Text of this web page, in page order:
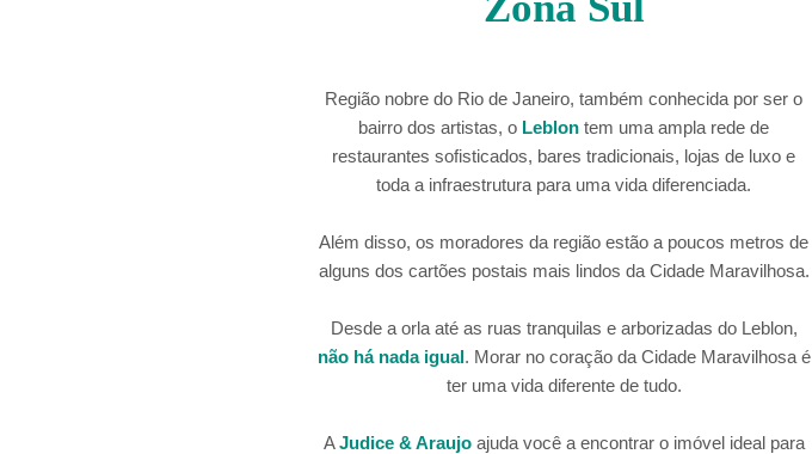
Região nobre do Rio de Janeiro, também conhecida por ser o
bairro dos artistas, o Leblon tem uma ampla rede de
restaurantes sofisticados, bares tradicionais, lojas de luxo e
toda a infraestrutura para uma vida diferenciada.
Além disso, os moradores da região estão a poucos metros de
alguns dos cartões postais mais lindos da Cidade Maravilhosa.
Desde a orla até as ruas tranquilas e arborizadas do Leblon,
não há nada igual. Morar no coração da Cidade Maravilhosa é
ter uma vida diferente de tudo.
AJudice & Araujoajuda você a encontrar o imóvel ideal para